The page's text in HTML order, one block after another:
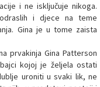
i ne isključuje nikoga.
i djece na teme
Gina je u tome zaista
prvakinja Gina Patterson
kojoj je željela ostati
uroniti u svaki lik, ne